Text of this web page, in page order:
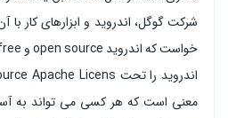
شرکت گوگل، اندروید و ابزارهای کار با
معنی است که هر کسی می تواند به